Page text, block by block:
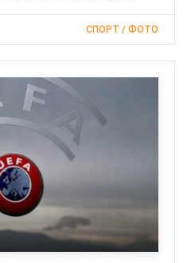
СПОРТ / ФОТО